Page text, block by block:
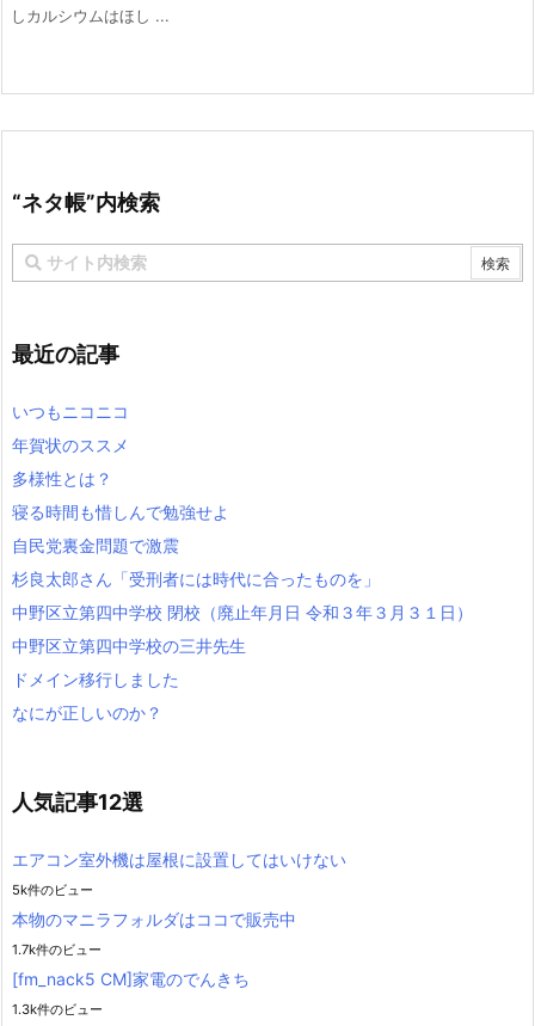
しカルシウムはほし ...
“ネタ帳”内検索
最近の記事
いつもニコニコ
年賀状のススメ
多様性とは？
寝る時間も惜しんで勉強せよ
自民党裏金問題で激震
杉良太郎さん「受刑者には時代に合ったものを」
中野区立第四中学校 閉校（廃止年月日 令和３年３月３１日）
中野区立第四中学校の三井先生
ドメイン移行しました
なにが正しいのか？
人気記事12選
エアコン室外機は屋根に設置してはいけない
5k件のビュー
本物のマニラフォルダはココで販売中
1.7k件のビュー
[fm_nack5 CM]家電のでんきち
1.3k件のビュー